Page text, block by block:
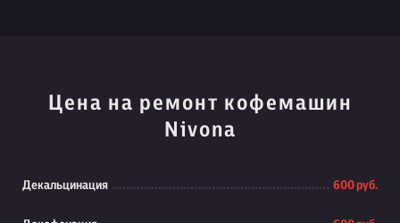
Цена на ремонт кофемашин
Nivona
Декальцинация 600 руб.